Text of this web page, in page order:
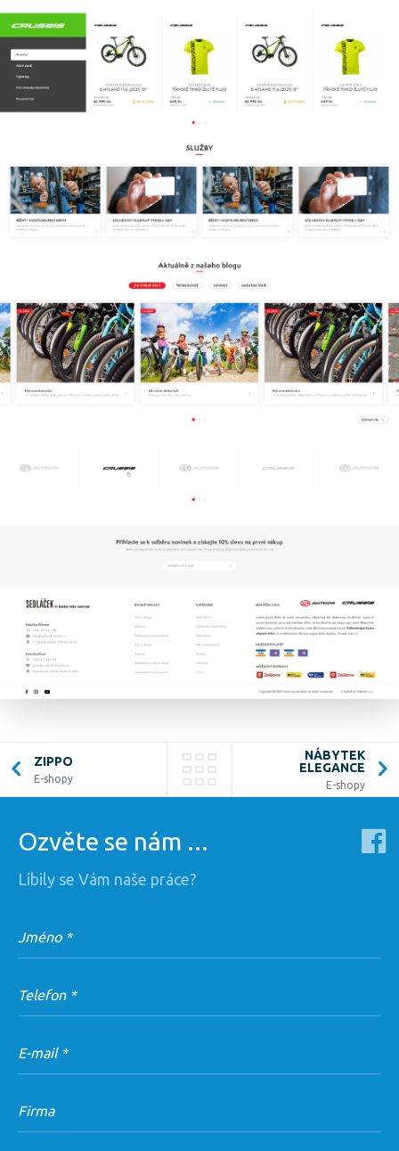
ZIPPO
E-shopy
NÁBYTEK
ELEGANCE
E-shopy
Ozvěte se nám ...
Líbily se Vám naše práce?